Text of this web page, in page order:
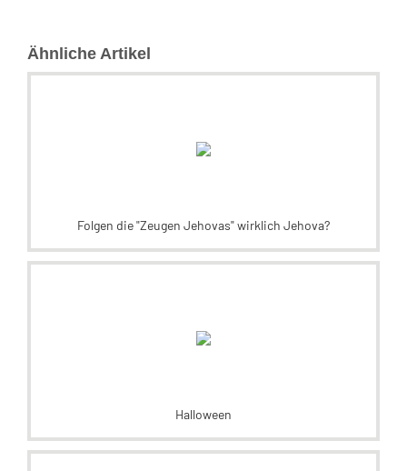
Ähnliche Artikel
Folgen die "Zeugen Jehovas" wirklich Jehova?
Halloween